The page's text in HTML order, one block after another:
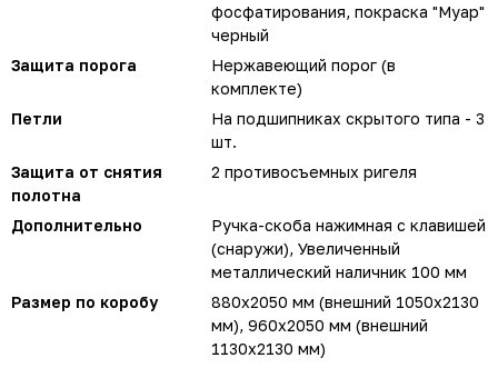
фосфатирования, покраска "Муар"
черный
Защита порога
Нержавеющий порог (в
комплекте)
Петли
На подшипниках скрытого типа - 3
шт.
Защита от снятия
полотна
2 противосъемных ригеля
Дополнительно
Ручка-скоба нажимная с клавишей
(снаружи), Увеличенный
металлический наличник 100 мм
Размер по коробу
880х2050 мм (внешний 1050х2130
мм), 960х2050 мм (внешний
1130х2130 мм)